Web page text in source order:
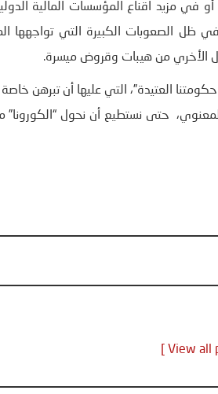
أو في مزيد اقناع المؤسسات المالية
الصعوبات الكبيرة التي تواجهها
الأخري من هيبات وقروض ميسرة.
العتيدة”، التي عليها أن تبرهن خاصة
حتى نستطيع أن نحول “الكورونا”